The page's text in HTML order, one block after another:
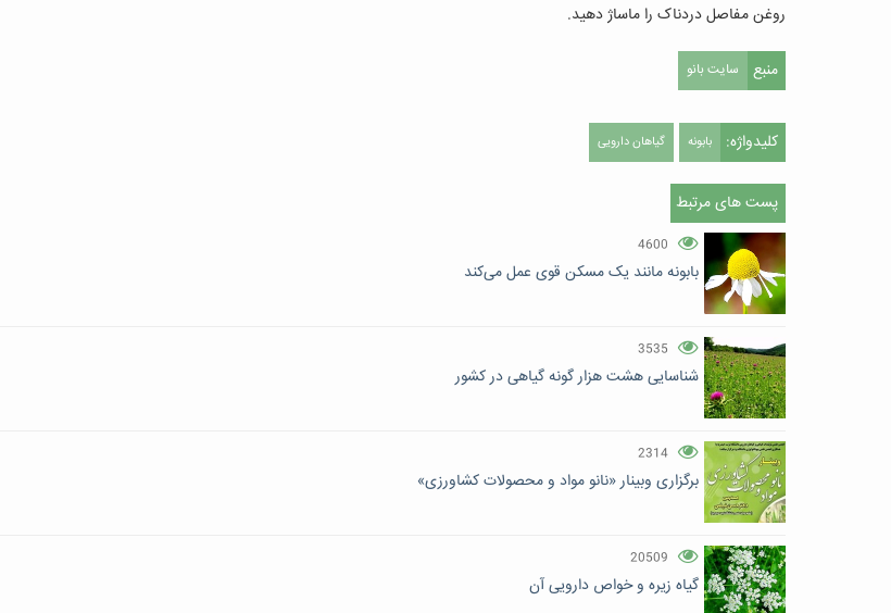
روغن مفاصل دردناک را ماساژ دهید.
منبع سایت بانو
کلیدواژه: بابونه گیاهان دارویی
پست های مرتبط
4600
بابونه مانند یک مسکن قوی عمل می‌کند
3535
شناسایی هشت هزار گونه گیاهی در کشور
2314
برگزاری وبینار «نانو مواد و محصولات کشاورزی»
20509
گیاه زیره و خواص دارویی آن